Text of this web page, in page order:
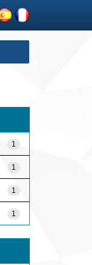
1
1
1
1